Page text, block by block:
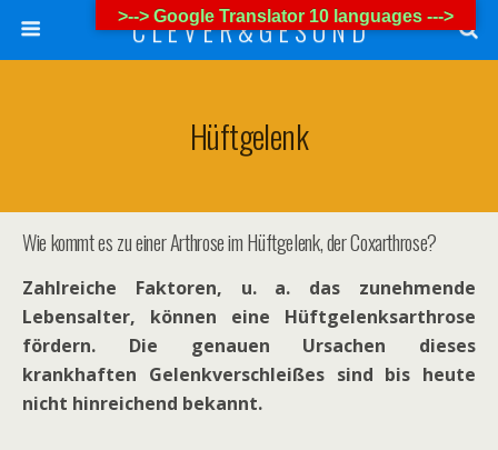
C L E V E R & G E S U N D
Hüftgelenk
Wie kommt es zu einer Arthrose im Hüftgelenk, der Coxarthrose?
Zahlreiche Faktoren, u. a. das zunehmende
Lebensalter, können eine Hüftgelenksarthrose
fördern. Die genauen Ursachen dieses
krankhaften Gelenkverschleißes sind bis heute
nicht hinreichend bekannt.
>--> Google Translator 10 languages --->